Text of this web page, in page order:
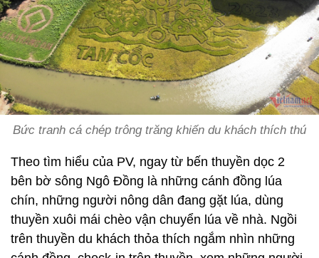
Bức tranh cá chép trông trăng khiến du khách thích thú
Theo tìm hiểu của PV, ngay từ bến thuyền dọc 2
bên bờ sông Ngô Đồng là những cánh đồng lúa
chín, những người nông dân đang gặt lúa, dùng
thuyền xuôi mái chèo vận chuyển lúa về nhà. Ngồi
trên thuyền du khách thỏa thích ngắm nhìn những